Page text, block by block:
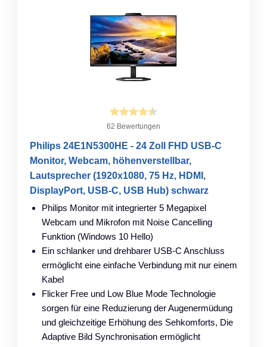
62 Bewertungen
Philips 24E1N5300HE - 24 Zoll FHD USB-C
Monitor, Webcam, höhenverstellbar,
Lautsprecher (1920x1080, 75 Hz, HDMI,
DisplayPort, USB-C, USB Hub) schwarz
Philips Monitor mit integrierter 5 Megapixel
Webcam und Mikrofon mit Noise Cancelling
Funktion (Windows 10 Hello)
Ein schlanker und drehbarer USB-C Anschluss
ermöglicht eine einfache Verbindung mit nur einem
Kabel
Flicker Free und Low Blue Mode Technologie
sorgen für eine Reduzierung der Augenermüdung
und gleichzeitige Erhöhung des Sehkomforts, Die
Adaptive Bild Synchronisation ermöglicht